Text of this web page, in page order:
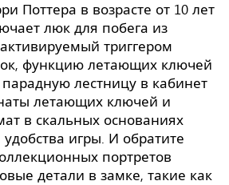
Поттера в возрасте от 10 лет
люк для побега из
триггером
функцию летающих ключей
лестницу в кабинет
летающих ключей и
в скальных основаниях
игры. И обратите
портретов
детали в замке, такие как